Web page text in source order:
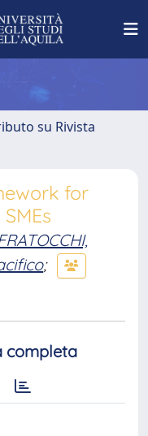
su Rivista
for
;
completa